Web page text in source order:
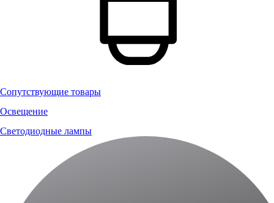
Сопутствующие товары
Освещение
Светодиодные лампы